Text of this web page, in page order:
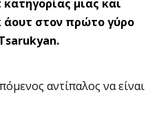
μιας και
άουτ στον πρώτο γύρο
αντίπαλος να είναι